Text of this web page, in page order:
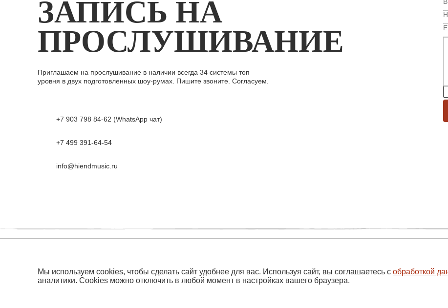
ЗАПИСЬ НА
ПРОСЛУШИВАНИЕ
Приглашаем на прослушивание в наличии всегда 34 системы топ
уровня в двух подготовленных шоу-румах. Пишите звоните. Согласуем.
+7 903 798 84-62 (WhatsApp чат)
+7 499 391-64-54
info@hiendmusic.ru
Мы используем cookies, чтобы сделать сайт удобнее для вас. Используя сайт, вы соглашаетесь с обработкой
аналитики. Cookies можно отключить в любой момент в настройках вашего браузера.